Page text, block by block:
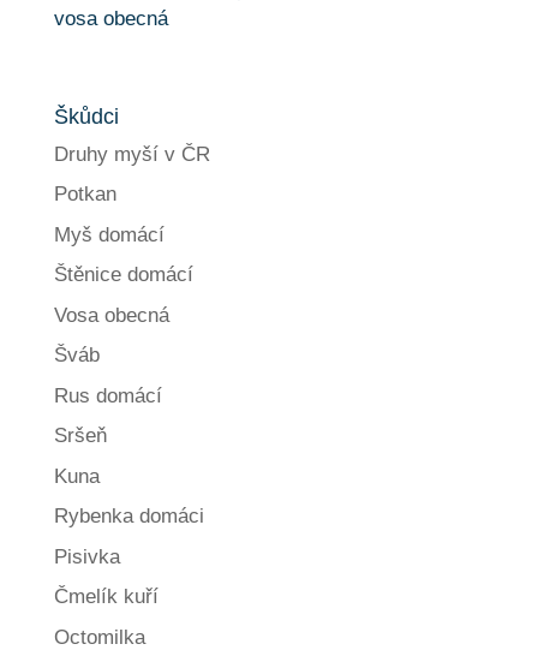
Škůdci
Druhy myší v ČR
Potkan
Myš domácí
Štěnice domácí
Vosa obecná
Šváb
Rus domácí
Sršeň
Kuna
Rybenka domáci
Pisivka
Čmelík kuří
Octomilka